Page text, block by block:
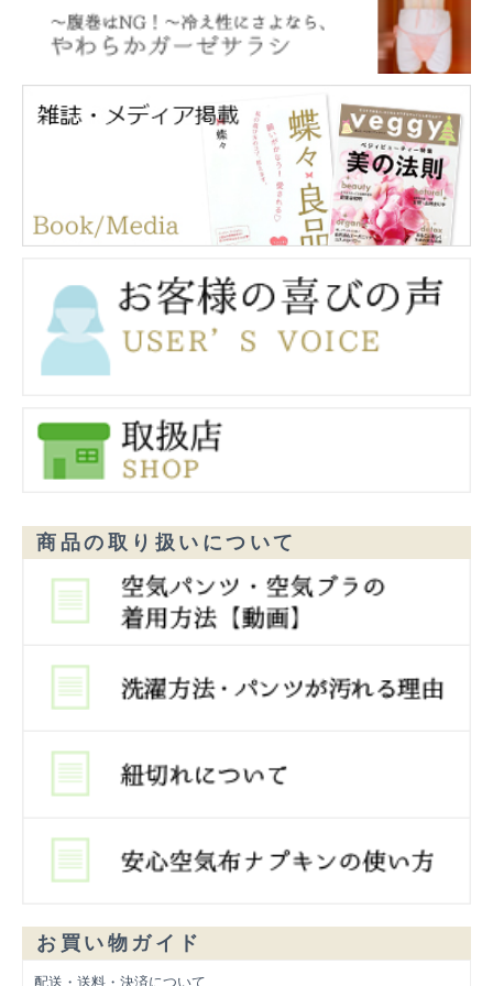
商品の取り扱いについて
お買い物ガイド
配送・送料・決済について